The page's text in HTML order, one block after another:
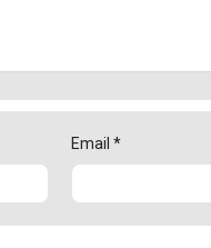
Email *